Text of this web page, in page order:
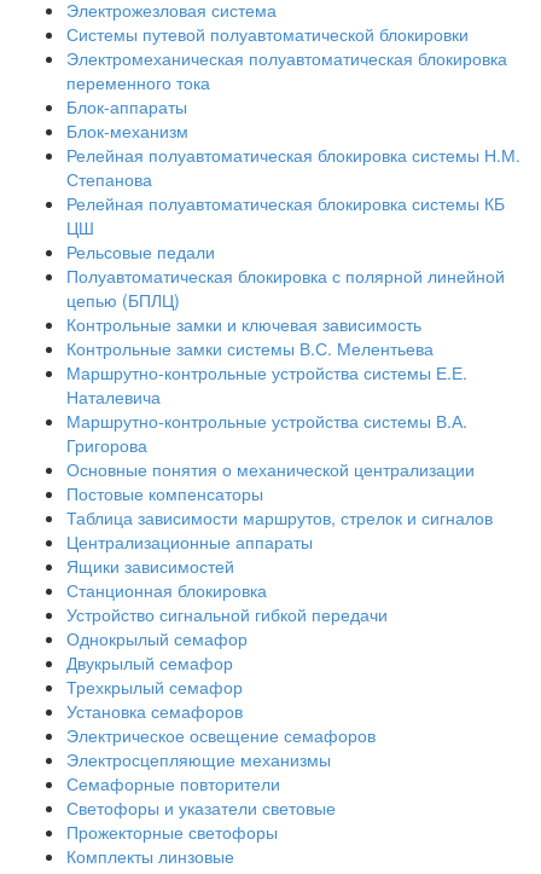
Электрожезловая система
Системы путевой полуавтоматической блокировки
Электромеханическая полуавтоматическая блокировка
переменного тока
Блок-аппараты
Блок-механизм
Релейная полуавтоматическая блокировка системы Н.М.
Степанова
Релейная полуавтоматическая блокировка системы КБ
ЦШ
Рельсовые педали
Полуавтоматическая блокировка с полярной линейной
цепью (БПЛЦ)
Контрольные замки и ключевая зависимость
Контрольные замки системы В.С. Мелентьева
Маршрутно-контрольные устройства системы Е.Е.
Наталевича
Маршрутно-контрольные устройства системы В.А.
Григорова
Основные понятия о механической централизации
Постовые компенсаторы
Таблица зависимости маршрутов, стрелок и сигналов
Централизационные аппараты
Ящики зависимостей
Станционная блокировка
Устройство сигнальной гибкой передачи
Однокрылый семафор
Двукрылый семафор
Трехкрылый семафор
Установка семафоров
Электрическое освещение семафоров
Электросцепляющие механизмы
Семафорные повторители
Светофоры и указатели световые
Прожекторные светофоры
Комплекты линзовые